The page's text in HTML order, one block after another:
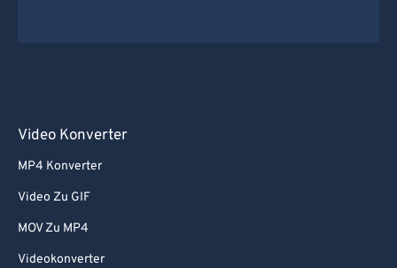
Video Konverter
MP4 Konverter
Video Zu GIF
MOV Zu MP4
Videokonverter